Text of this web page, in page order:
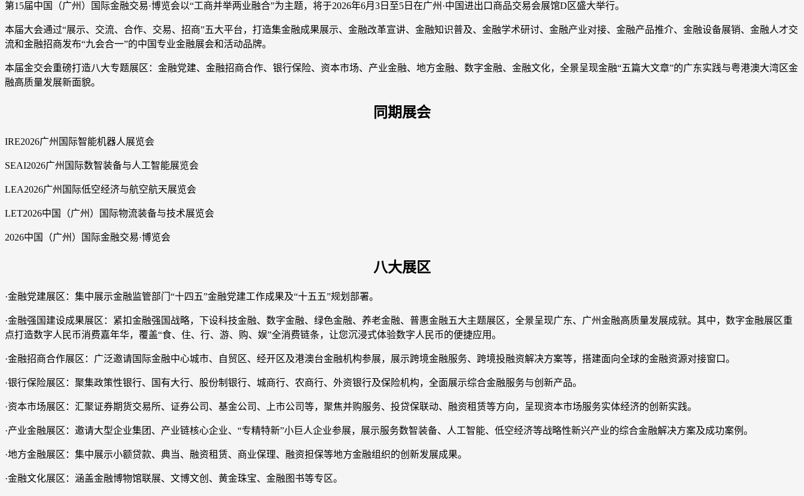
第15届中国（广州）国际金融交易·博览会以“工商并举两业融合”为主题，将于2026年6月3日至5日在广州·中国进出口商品交易会展馆D区盛大举行。
本届大会通过“展示、交流、合作、交易、招商”五大平台，打造集金融成果展示、金融改革宣讲、金融知识普及、金融学术研讨、金融产业对接、金融产品推介、金融设备展销、金融人才交
流和金融招商发布“九会合一”的中国专业金融展会和活动品牌。
本届金交会重磅打造八大专题展区：金融党建、金融招商合作、银行保险、资本市场、产业金融、地方金融、数字金融、金融文化，全景呈现金融“五篇大文章”的广东实践与粤港澳大湾区金
融高质量发展新面貌。
同期展会
IRE2026广州国际智能机器人展览会
SEAI2026广州国际数智装备与人工智能展览会
LEA2026广州国际低空经济与航空航天展览会
LET2026中国（广州）国际物流装备与技术展览会
2026中国（广州）国际金融交易·博览会
八大展区
·金融党建展区：集中展示金融监管部门“十四五”金融党建工作成果及“十五五”规划部署。
·金融强国建设成果展区：紧扣金融强国战略，下设科技金融、数字金融、绿色金融、养老金融、普惠金融五大主题展区，全景呈现广东、广州金融高质量发展成就。其中，数字金融展区重
点打造数字人民币消费嘉年华，覆盖“食、住、行、游、购、娱”全消费链条，让您沉浸式体验数字人民币的便捷应用。
·金融招商合作展区：广泛邀请国际金融中心城市、自贸区、经开区及港澳台金融机构参展，展示跨境金融服务、跨境投融资解决方案等，搭建面向全球的金融资源对接窗口。
·银行保险展区：聚集政策性银行、国有大行、股份制银行、城商行、农商行、外资银行及保险机构，全面展示综合金融服务与创新产品。
·资本市场展区：汇聚证券期货交易所、证券公司、基金公司、上市公司等，聚焦并购服务、投贷保联动、融资租赁等方向，呈现资本市场服务实体经济的创新实践。
·产业金融展区：邀请大型企业集团、产业链核心企业、“专精特新”小巨人企业参展，展示服务数智装备、人工智能、低空经济等战略性新兴产业的综合金融解决方案及成功案例。
·地方金融展区：集中展示小额贷款、典当、融资租赁、商业保理、融资担保等地方金融组织的创新发展成果。
·金融文化展区：涵盖金融博物馆联展、文博文创、黄金珠宝、金融图书等专区。